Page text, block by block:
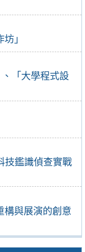
」
「大學程式設
技鑑識偵查實戰
構與展演的創意